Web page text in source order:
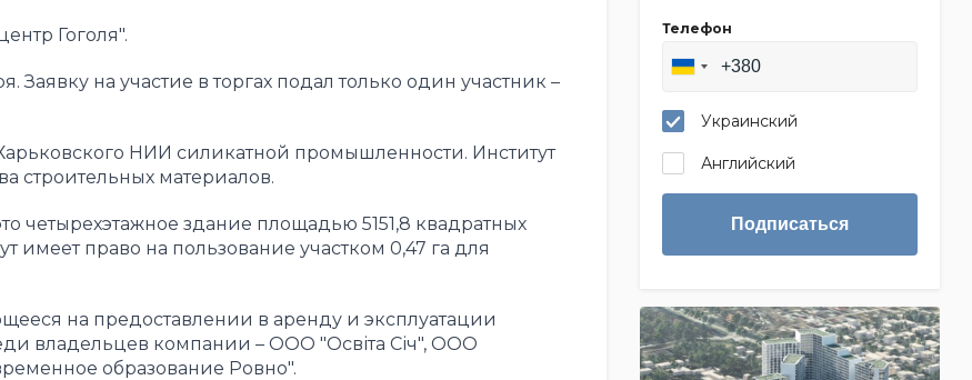
Гоголя".
на участие в торгах подал только один участник –
НИИ силикатной промышленности. Институт
строительных материалов.
четырехэтажное здание площадью 5151,8 квадратных
имеет право на пользование участком 0,47 га для
на предоставлении в аренду и эксплуатации
владельцев компании – ООО "Освіта Січ", ООО
образование Ровно".
Телефон
Украинский
Английский
Подписаться